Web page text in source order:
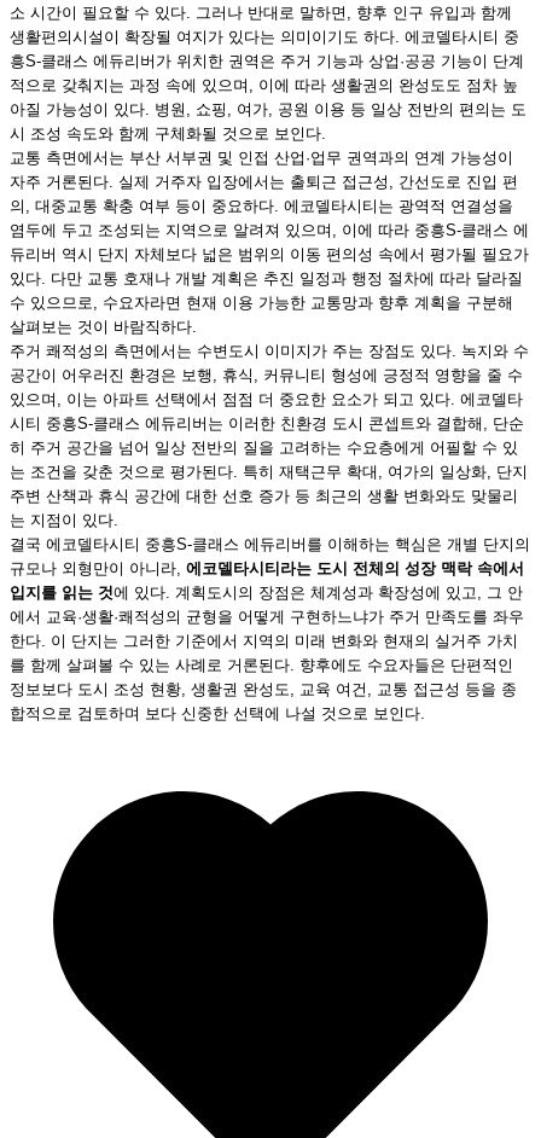
소 시간이 필요할 수 있다. 그러나 반대로 말하면, 향후 인구 유입과 함께
생활편의시설이 확장될 여지가 있다는 의미이기도 하다. 에코델타시티 중
흥S-클래스 에듀리버가 위치한 권역은 주거 기능과 상업·공공 기능이 단계
적으로 갖춰지는 과정 속에 있으며, 이에 따라 생활권의 완성도도 점차 높
아질 가능성이 있다. 병원, 쇼핑, 여가, 공원 이용 등 일상 전반의 편의는 도
시 조성 속도와 함께 구체화될 것으로 보인다.
교통 측면에서는 부산 서부권 및 인접 산업·업무 권역과의 연계 가능성이
자주 거론된다. 실제 거주자 입장에서는 출퇴근 접근성, 간선도로 진입 편
의, 대중교통 확충 여부 등이 중요하다. 에코델타시티는 광역적 연결성을
염두에 두고 조성되는 지역으로 알려져 있으며, 이에 따라 중흥S-클래스 에
듀리버 역시 단지 자체보다 넓은 범위의 이동 편의성 속에서 평가될 필요가
있다. 다만 교통 호재나 개발 계획은 추진 일정과 행정 절차에 따라 달라질
수 있으므로, 수요자라면 현재 이용 가능한 교통망과 향후 계획을 구분해
살펴보는 것이 바람직하다.
주거 쾌적성의 측면에서는 수변도시 이미지가 주는 장점도 있다. 녹지와 수
공간이 어우러진 환경은 보행, 휴식, 커뮤니티 형성에 긍정적 영향을 줄 수
있으며, 이는 아파트 선택에서 점점 더 중요한 요소가 되고 있다. 에코델타
시티 중흥S-클래스 에듀리버는 이러한 친환경 도시 콘셉트와 결합해, 단순
히 주거 공간을 넘어 일상 전반의 질을 고려하는 수요층에게 어필할 수 있
는 조건을 갖춘 것으로 평가된다. 특히 재택근무 확대, 여가의 일상화, 단지
주변 산책과 휴식 공간에 대한 선호 증가 등 최근의 생활 변화와도 맞물리
는 지점이 있다.
결국 에코델타시티 중흥S-클래스 에듀리버를 이해하는 핵심은 개별 단지의
규모나 외형만이 아니라, 에코델타시티라는 도시 전체의 성장 맥락 속에서
입지를 읽는 것에 있다. 계획도시의 장점은 체계성과 확장성에 있고, 그 안
에서 교육·생활·쾌적성의 균형을 어떻게 구현하느냐가 주거 만족도를 좌우
한다. 이 단지는 그러한 기준에서 지역의 미래 변화와 현재의 실거주 가치
를 함께 살펴볼 수 있는 사례로 거론된다. 향후에도 수요자들은 단편적인
정보보다 도시 조성 현황, 생활권 완성도, 교육 여건, 교통 접근성 등을 종
합적으로 검토하며 보다 신중한 선택에 나설 것으로 보인다.